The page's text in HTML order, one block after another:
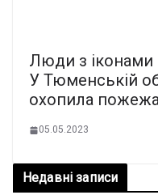
Люди з іконами
У Тюменській
охопила
05.05.2023
Недавні записи